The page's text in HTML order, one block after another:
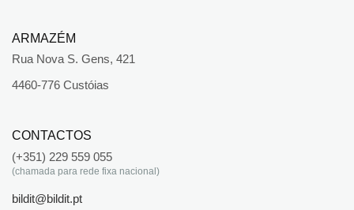
ARMAZÉM
Rua Nova S. Gens, 421
4460-776 Custóias
CONTACTOS
(+351) 229 559 055
(chamada para rede fixa nacional)
bildit@bildit.pt